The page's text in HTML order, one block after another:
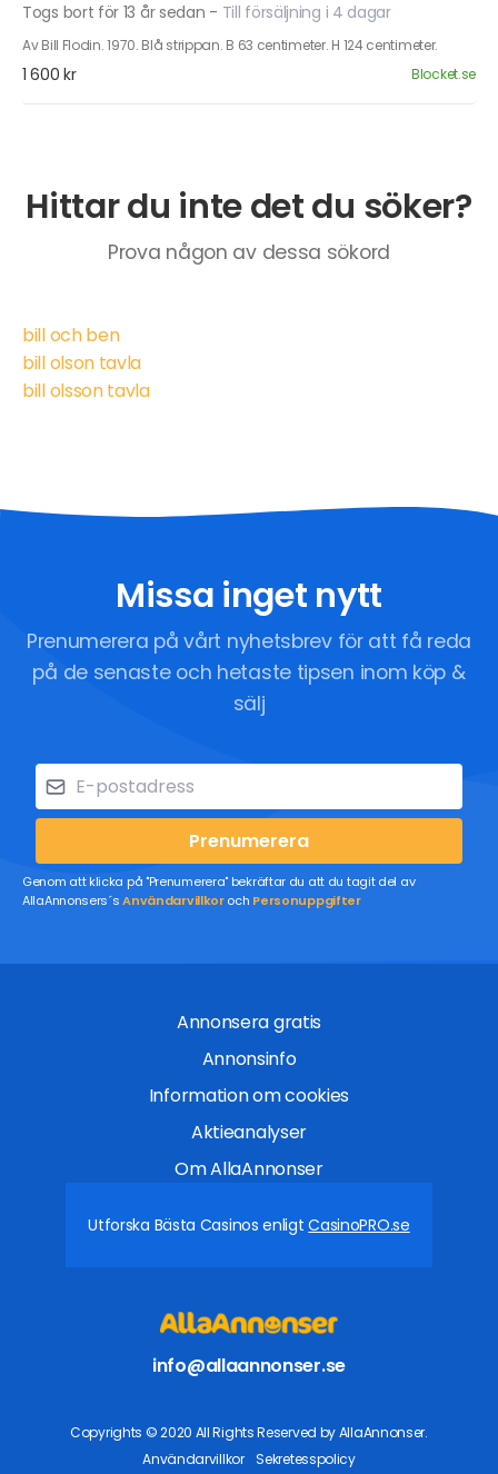
Togs bort för 13 år sedan - Till försäljning i 4 dagar
Av Bill Flodin. 1970. Blå strippan. B 63 centimeter. H 124 centimeter.
1 600 kr Blocket.se
Hittar du inte det du söker?
Prova någon av dessa sökord
bill och ben
bill olson tavla
bill olsson tavla
Missa inget nytt
Prenumerera på vårt nyhetsbrev för att få reda
på de senaste och hetaste tipsen inom köp &
sälj
Prenumerera
Genom att klicka på "Prenumerera" bekräftar du att du tagit del av
AllaAnnonsers´sAnvändarvillkoroch Personuppgifter
Annonsera gratis
Annonsinfo
Information om cookies
Aktieanalyser
Om AllaAnnonser
Utforska Bästa Casinos enligtCasinoPRO.se
info@allaannonser.se
Copyrights © 2020 All Rights Reserved by AllaAnnonser.
Användarvillkor
Sekretesspolicy